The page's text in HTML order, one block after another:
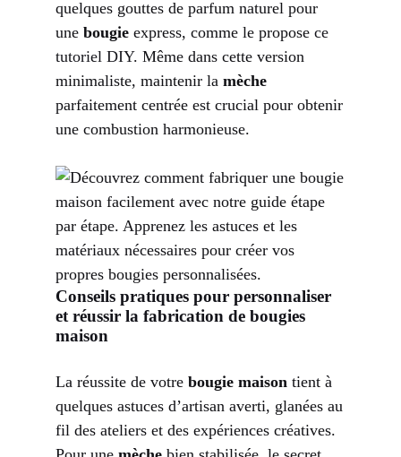
quelques gouttes de parfum naturel pour
unebougie express, comme le proposece
tutoriel DIY. Même dans cette version
minimaliste, maintenir lamèche
parfaitement centrée est crucial pour obtenir
une combustion harmonieuse.
Conseils pratiques pour personnaliser
et réussir la fabrication de bougies
maison
La réussite de votrebougie maison tient à
quelques astuces d’artisan averti, glanées au
fil des ateliers et des expériences créatives.